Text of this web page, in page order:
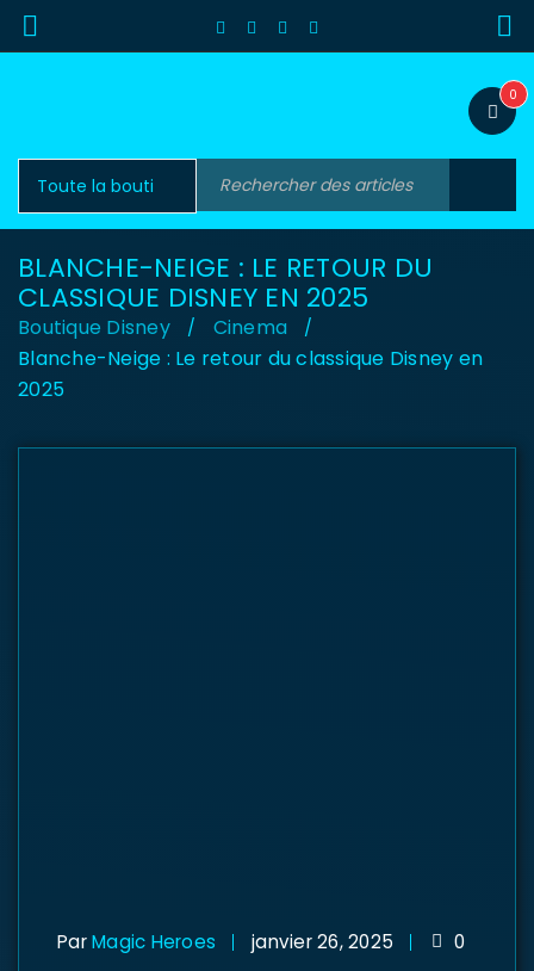
0
BLANCHE-NEIGE : LE RETOUR DU
CLASSIQUE DISNEY EN 2025
Boutique Disney / Cinema /
Blanche-Neige : Le retour du classique Disney en
2025
ParMagic Heroes janvier 26, 2025 0